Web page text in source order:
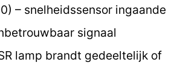
– snelheidssensor ingaande
signaal
lamp brandt gedeeltelijk of